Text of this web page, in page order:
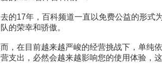
，需要補充新內容或修改錯誤內容，請編輯條目 或 投
68頁
的17年，百科频道一直以免费公益的形式
的荣幸和骄傲。
，在目前越来越严峻的经营挑战下，单纯
支出，必然会越来越影响您的使用体验，